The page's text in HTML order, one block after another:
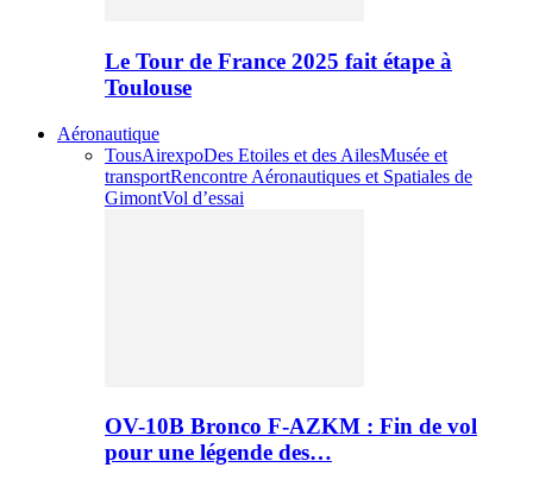
Le Tour de France 2025 fait étape à
Toulouse
Aéronautique
TousAirexpoDes Etoiles et des AilesMusée et
transportRencontre Aéronautiques et Spatiales de
GimontVol d’essai
OV-10B Bronco F-AZKM : Fin de vol
pour une légende des…